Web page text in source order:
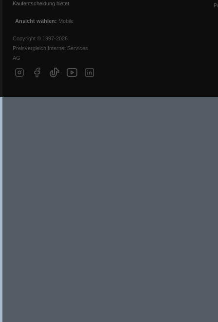
Kaufentscheidung bietet.
Ansicht wählen: Mobile
Copyright © 1997-2026
Preisvergleich Internet Services
AG